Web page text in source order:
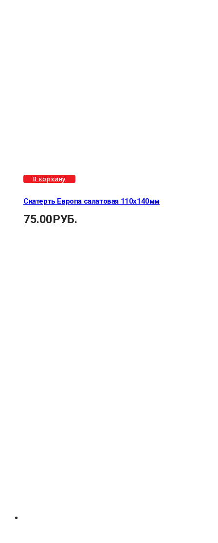
В корзину
Скатерть Европа салатовая 110х140мм
75.00РУБ.